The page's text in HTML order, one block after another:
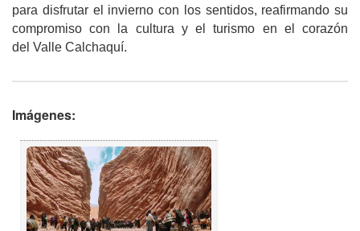
para disfrutar el invierno con los sentidos, reafirmando su
compromiso con la cultura y el turismo en el corazón
del Valle Calchaquí.
Imágenes: